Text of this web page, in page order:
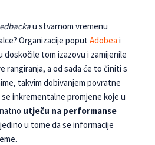
u stvarnom vre­menu
Organizacije poputAdobea i
doskočile tom izazovu i zamijenile
ran­giranja, a od sada će to činiti s
takvim dobivanjem povratne
inkrementalne promjene koje u
utječu na performanse
u tome da se informacije